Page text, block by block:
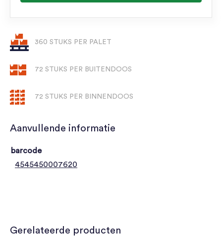
360 STUKS PER PALET
72 STUKS PER BUITENDOOS
72 STUKS PER BINNENDOOS
Aanvullende informatie
barcode
4545450007620
Gerelateerde producten